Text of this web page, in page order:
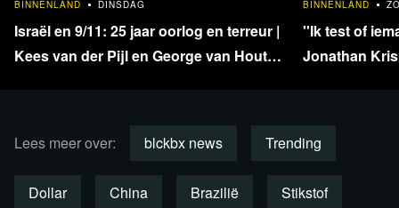
US Dollar niet langer handelsmunt China en Brazilië
Ophef over stikstofbrief Eurocommissaris Sinkevičius
Zwijggeld verkiezingscampagne brengt Trump voor
Oostenrijkse fractie verlaat parlement bij rede Zelensky
Presentatie: Erwin Taams
BINNENLAND
DINSDAG
Israël en 9/11: 25 jaar oorlog en terreur |
Kees van der Pijl en George van Houts -
BINNENLAND
''Ik test of
Jonathan
Lees meer over: blckbx news Trending
Dollar China Brazilië Stikstof